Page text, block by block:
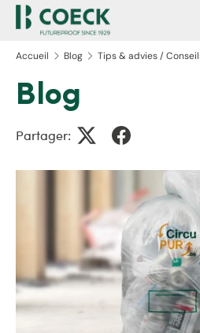
au contenu
Rechercher
Accueil Blog Tips & advies /
Blog
Partager: